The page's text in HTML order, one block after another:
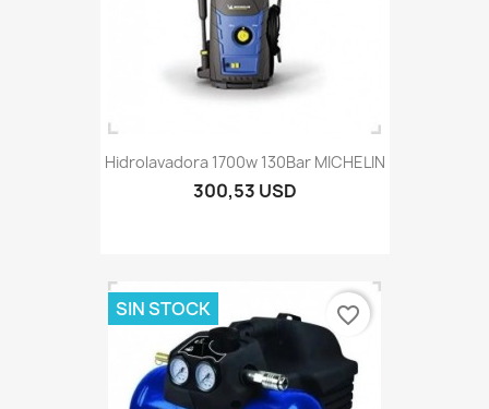
Hidrolavadora 1700w 130Bar MICHELIN
300,53 USD
SIN STOCK favorite_border